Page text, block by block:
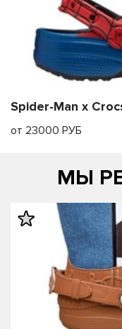
Spider-Man x
от 23000 РУБ
МЫ